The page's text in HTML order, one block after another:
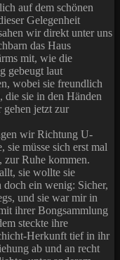
auf dem schönen
Gelegenheit
wir direkt unter uns
das Haus
mit, wie die
gebeugt laut
wobei sie freundlich
die sie in den Händen
jetzt zur
wir Richtung U-
sie müsse sich erst mal
zur Ruhe kommen.
sie wollte sie
ein wenig: Sicher,
und sie war mir in
ihrer Bongsammlung
steckte ihre
Herkunft tief in ihr
ab und an recht